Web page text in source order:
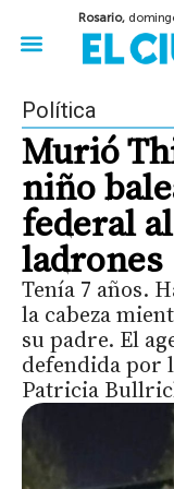
Rosario,
Política
Murió
niño
federal
ladrones
Tenía 7 años.
la cabeza
su padre. El
defendida por
Patricia